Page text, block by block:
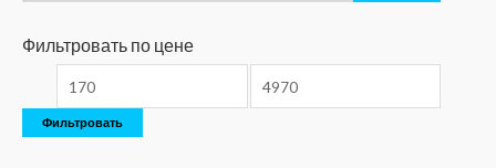
Фильтровать по цене
Фильтровать